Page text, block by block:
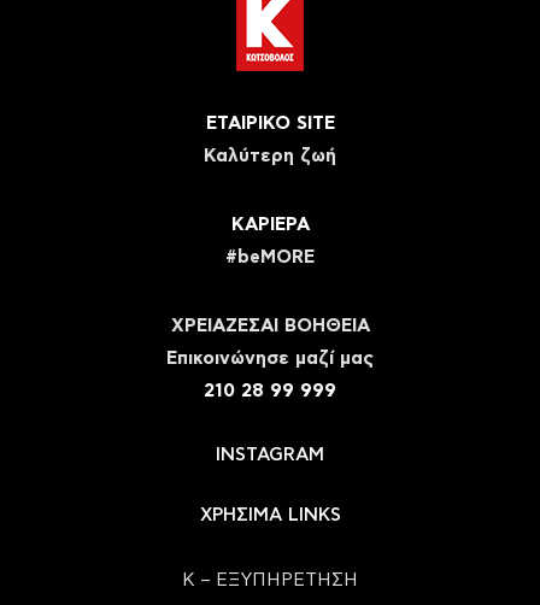
ΕΤΑΙΡΙΚΟ SITE
Καλύτερη ζωή
ΚΑΡΙΕΡΑ
#beMORE
ΧΡΕΙΑΖΕΣΑΙ ΒΟΗΘΕΙΑ
Eπικοινώνησε μαζί μας
210 28 99 999
INSTAGRAM
ΧΡΗΣΙΜΑ LINKS
Κ – ΕΞΥΠΗΡΕΤΗΣΗ